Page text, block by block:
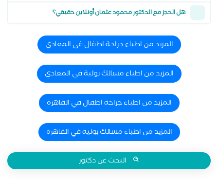
هل الحجز مع الدكتور محمود عثمان أونلاين حقيقي؟
المزيد من اطباء جراحة اطفال في المعادي
المزيد من اطباء مسالك بولية في المعادي
المزيد من اطباء جراحة اطفال في القاهرة
المزيد من اطباء مسالك بولية في القاهرة
البحث عن دكتور